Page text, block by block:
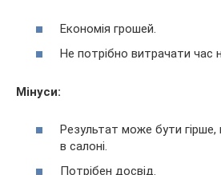
Економія грошей.
Не потрібно витрачати час
Мінуси:
Результат може бути гірше,
в салоні.
Потрібен досвід.